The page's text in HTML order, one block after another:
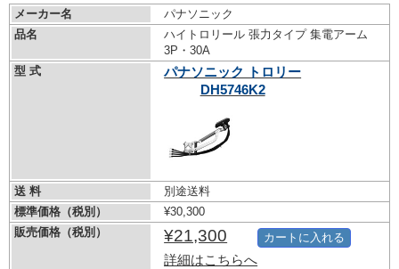
メーカー名
パナソニック
品名
ハイトロリール 張力タイプ 集電アーム
3P・30A
型 式
パナソニック トロリー
DH5746K2
送 料
別途送料
標準価格（税別）
¥30,300
販売価格（税別）
¥21,300
詳細はこちらへ
カートに入れる